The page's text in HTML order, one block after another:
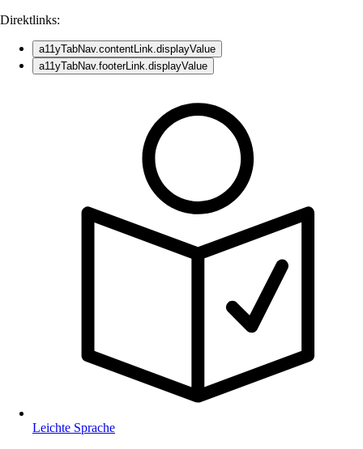
Direktlinks:
a11yTabNav.contentLink.displayValue
a11yTabNav.footerLink.displayValue
Leichte Sprache